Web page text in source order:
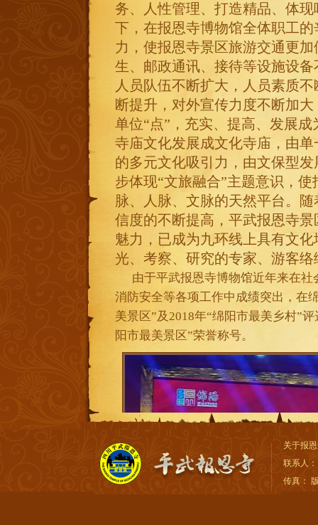
务、人性管理、打造精品、体
下，在报恩寺博物馆全体职工
力，使报恩寺景区旅游交通更
生、邮政通讯、接待等设施设
人员队伍不断扩大，人员素质
断提升，对外宣传力度不断加
单位“点”，充实、提高、发展
寺庙文化发展成文化寺庙，由
的多元文化吸引力，由文保型
步体现“文旅融合”主题意识，
脉、人脉、文脉的天然平台。
信度的不断提高，平武报恩寺
魅力，已成为九环线上具有文
光、考察、研究的专家、游客络
由于平武报恩寺博物馆近年来在社
消防安全等各项工作中成绩突出，在
美景区”及2018年“绵阳市最美乡村”
阳市最美景区”荣誉称号。
关于报
联系人
传真：